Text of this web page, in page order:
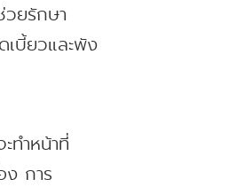
วยรักษา
เบี้ยวและพัง
ทำหน้าที่
ง การ